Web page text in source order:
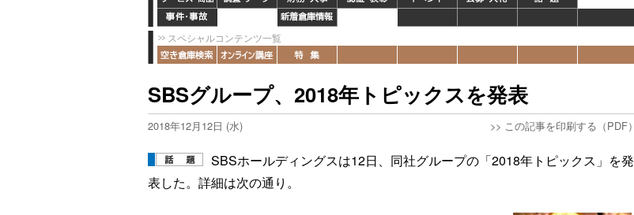
スペシャルコンテンツ一覧
SBSグループ、2018年トピックスを発表
2018年12月12日 (水) >> この記事を印刷する（PDF）
SBSホールディングスは12日、同社グループの「2018年トピックス」を発
表した。詳細は次の通り。